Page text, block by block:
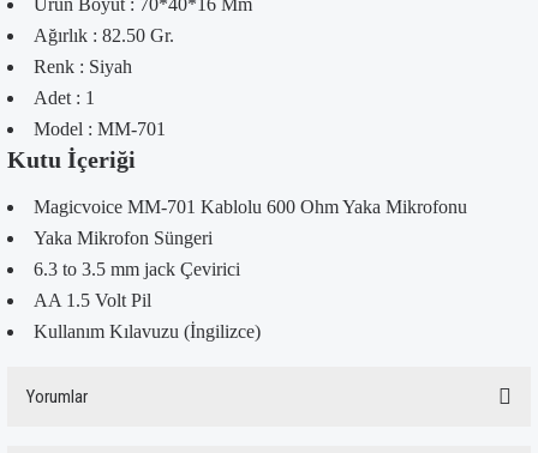
Ürün Boyut : 70*40*16 Mm
Ağırlık : 82.50 Gr.
Renk : Siyah
Adet : 1
Model : MM-701
Kutu İçeriği
Magicvoice MM-701 Kablolu 600 Ohm Yaka Mikrofonu
Yaka Mikrofon Süngeri
6.3 to 3.5 mm jack Çevirici
AA 1.5 Volt Pil
Kullanım Kılavuzu (İngilizce)
Yorumlar